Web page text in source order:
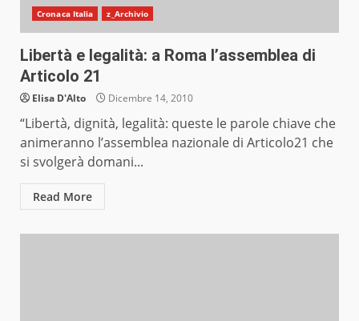
Cronaca Italia z_Archivio
Libertà e legalità: a Roma l’assemblea di
Articolo 21
Elisa D'Alto Dicembre 14, 2010
“Libertà, dignità, legalità: queste le parole chiave che
animeranno l’assemblea nazionale di Articolo21 che
si svolgerà domani...
Read More